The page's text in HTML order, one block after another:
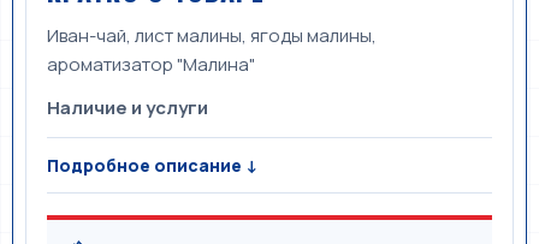
Иван-чай, лист малины, ягоды малины,
ароматизатор "Малина"
Наличие и услуги
Подробное описание ↓